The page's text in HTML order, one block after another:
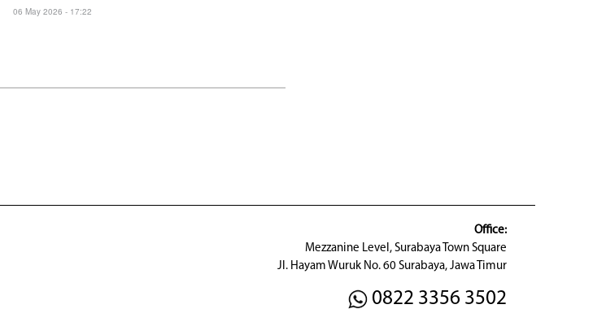
06 May 2026 - 17:22
Office:
Mezzanine Level, Surabaya Town Square
Jl. Hayam Wuruk No. 60 Surabaya, Jawa Timur
0822 3356 3502